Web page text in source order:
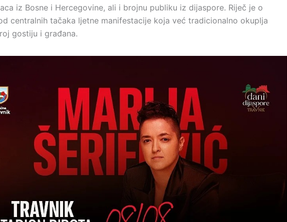
iz Bosne i Hercegovine, ali i brojnu publiku iz dijaspore. Riječ je o
centralnih tačaka ljetne manifestacije koja već tradicionalno okuplja
gostiju i građana.